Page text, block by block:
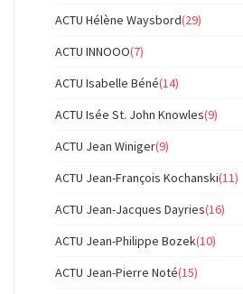
ACTU Hélène Waysbord(29)
ACTU INNOOO(7)
ACTU Isabelle Béné(14)
ACTU Isée St. John Knowles(9)
ACTU Jean Winiger(9)
ACTU Jean-François Kochanski(11)
ACTU Jean-Jacques Dayries(16)
ACTU Jean-Philippe Bozek(10)
ACTU Jean-Pierre Noté(15)